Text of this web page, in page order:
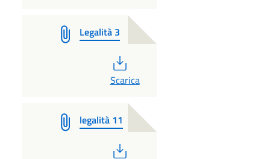
Legalità 3
PDF
Scarica
legalità 11